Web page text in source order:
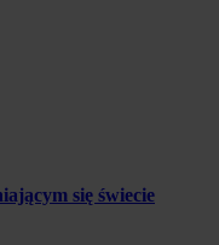
się świecie